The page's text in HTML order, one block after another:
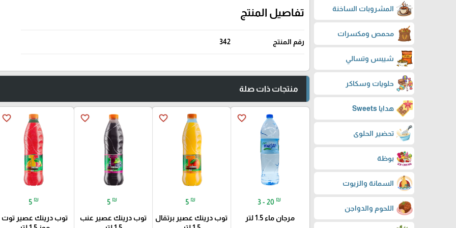
المشروبات الساخنة
محمص ومكسرات
شيبس وتسالي
حلويات وسكاكر
هدايا Sweets
تحضير الحلوى
بوظة
السمانة والزيوت
اللحوم والدواجن
تفاصيل المنتج
رقم المنتج 342
منتجات ذات صلة
favorite_border
3 - 20 ₪
مرجان ماء 1.5 لتر
favorite_border
5 ₪
توب درينك عصير برتقال
favorite_border
5 ₪
توب درينك عصير عنب
favorite_border
5 ₪
توب درينك عصير توت